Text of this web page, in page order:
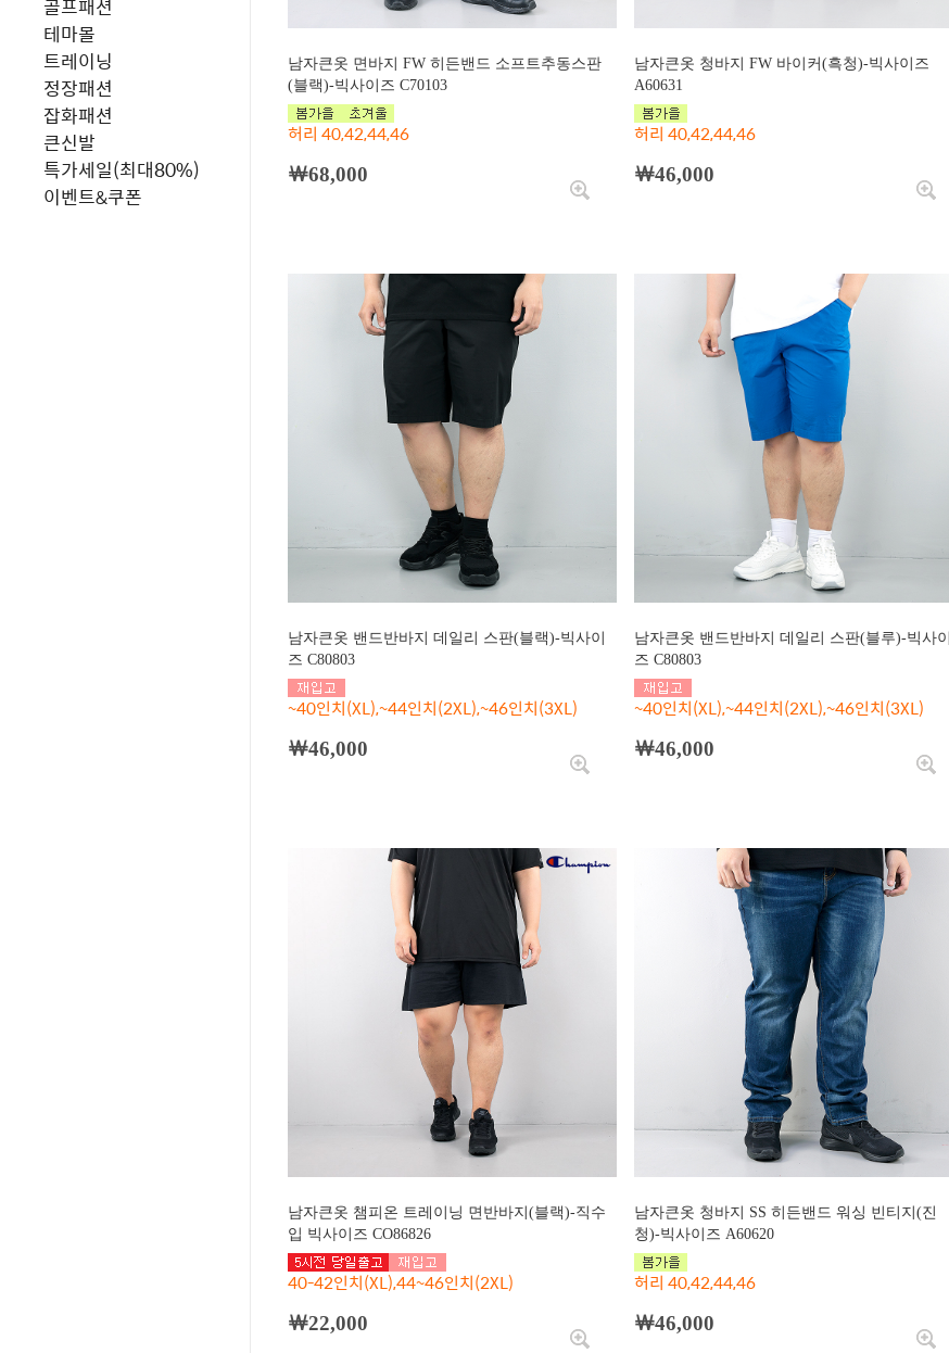
골프패션
테마몰
트레이닝
정장패션
잡화패션
큰신발
특가세일(최대80%)
이벤트&쿠폰
남자큰옷 면바지 FW 히든밴드 소프트추동스판
(블랙)-빅사이즈 C70103
허리 40,42,44,46
￦68,000
남자큰옷 청바지 FW 바이커(흑청)-빅사이즈
A60631
허리 40,42,44,46
￦46,000
남자큰옷 밴드반바지 데일리 스판(블랙)-빅사이
즈 C80803
~40인치(XL),~44인치(2XL),~46인치(3XL)
￦46,000
남자큰옷 밴드반바지 데일리 스판(블루)-빅사이
즈 C80803
~40인치(XL),~44인치(2XL),~46인치(3XL)
￦46,000
남자큰옷 챔피온 트레이닝 면반바지(블랙)-직수
입 빅사이즈 CO86826
40-42인치(XL),44~46인치(2XL)
￦22,000
남자큰옷 청바지 SS 히든밴드 워싱 빈티지(진
청)-빅사이즈 A60620
허리 40,42,44,46
￦46,000